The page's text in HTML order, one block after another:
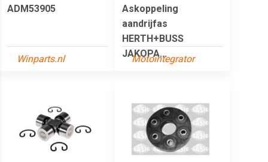
ADM53905
Winparts.nl
Askoppeling
aandrijfas
HERTH+BUSS
JAKOPA...
Motointegrator